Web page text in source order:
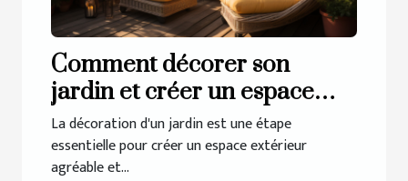
Comment décorer son
jardin et créer un espace
extérieur accueillant ?
La décoration d'un jardin est une étape
essentielle pour créer un espace extérieur
agréable et...